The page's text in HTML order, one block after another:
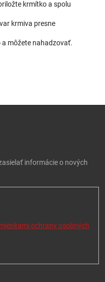
krmítko a spolu
krmiva presne
môžete nahadzovať.
informácie o nových
ochrany osobných